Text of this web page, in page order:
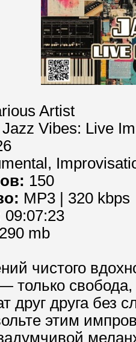
Artist
Jazz Vibes: Live
150
MP3 | 320 kbps
09:07:23
mb
чистого
только
друга без
этим